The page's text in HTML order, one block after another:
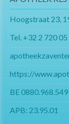
Hoogstraat 23,
Tel. +32 2 720 05
https://
BE 0880.968.549
APB: 23.95.01